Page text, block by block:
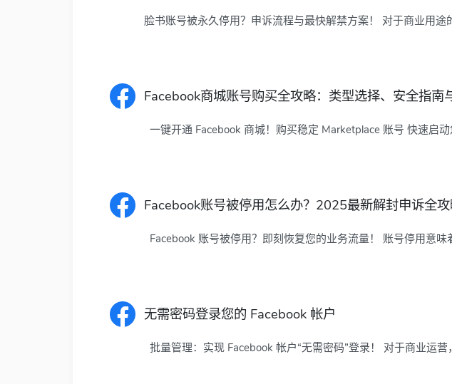
脸书账号被永久停用？申诉流程与最快解禁方案！ 对于商业用途
Facebook商城账号购买全攻略：类型选择、安全指南
一键开通 Facebook 商城！购买稳定 Marketplace 账号 快速启
Facebook账号被停用怎么办？2025最新解封申诉全
Facebook 账号被停用？即刻恢复您的业务流量！ 账号停用意
无需密码登录您的 Facebook 帐户
批量管理：实现 Facebook 帐户“无需密码”登录！ 对于商业运营